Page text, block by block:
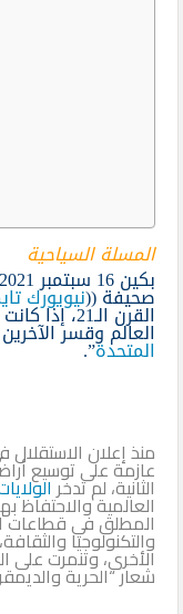
المسلة السياحية
صحيفة ((نيويورك
القرن
العالم وقسر
المتحدة”.
منذ إعلان الاستقلال في عام
عازمة على توسيع
الثانية، لم تدخر
العالمية
المطلق في قطاعات
والتكنولوجيا
الأخرى، وتنمرت على
شعار “الحرية